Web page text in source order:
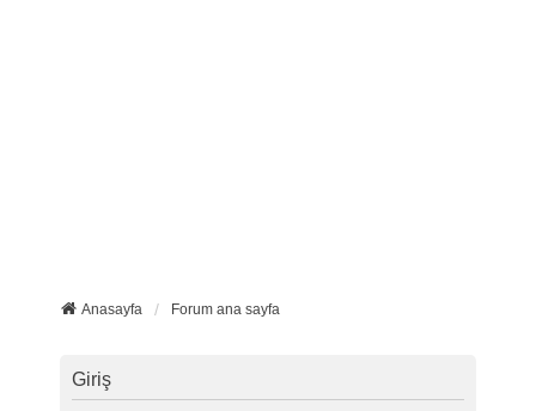
Anasayfa Forum ana sayfa
Giriş